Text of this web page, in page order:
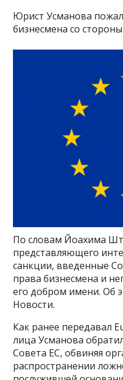
Юрист Усманова
бизнесмена со
По словам Йоахима
представляющего
санкции, введенные
права бизнесмена и
его добром имени. Об
Новости.
Как ранее передавал
лица Усманова
Совета ЕС, обвиняя
распространении